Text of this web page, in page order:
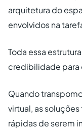
arquitetura do
envolvidos na
Toda essa
credibilidade para
Quando
virtual, as
rápidas de serem